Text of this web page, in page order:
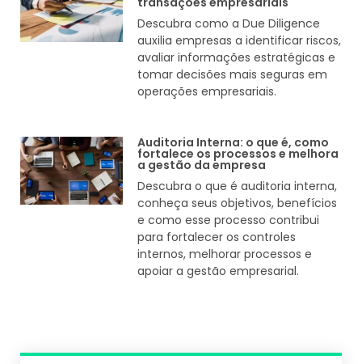
Descubra como a Due Diligence
auxilia empresas a identificar riscos,
avaliar informações estratégicas e
tomar decisões mais seguras em
operações empresariais.
Auditoria Interna: o que é, como
fortalece os processos e melhora
a gestão da empresa
Descubra o que é auditoria interna,
conheça seus objetivos, benefícios
e como esse processo contribui
para fortalecer os controles
internos, melhorar processos e
apoiar a gestão empresarial.